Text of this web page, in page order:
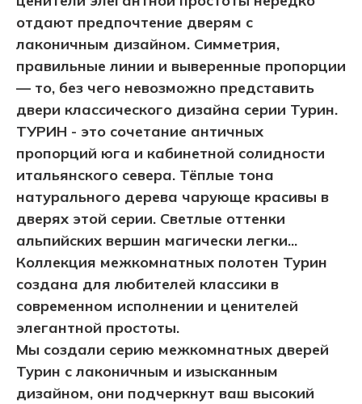
отдают предпочтение дверям с
лаконичным дизайном. Симметрия,
правильные линии и выверенные пропорции
— то, без чего невозможно представить
двери классического дизайна серии Турин.
ТУРИН - это сочетание античных
пропорций юга и кабинетной солидности
итальянского севера. Тёплые тона
натурального дерева чарующе красивы в
дверях этой серии. Светлые оттенки
альпийских вершин магически легки...
Коллекция межкомнатных полотен Турин
создана для любителей классики в
современном исполнении и ценителей
элегантной простоты.
Мы создали серию межкомнатных дверей
Турин с лаконичным и изысканным
дизайном, они подчеркнут ваш высокий